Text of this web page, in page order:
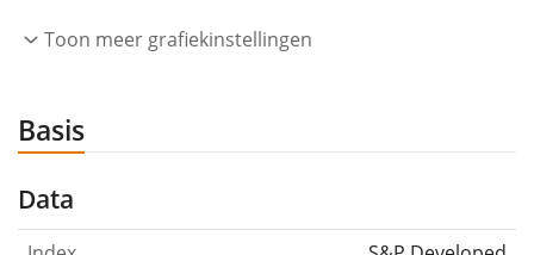
Toon meer grafiekinstellingen
Basis
Data